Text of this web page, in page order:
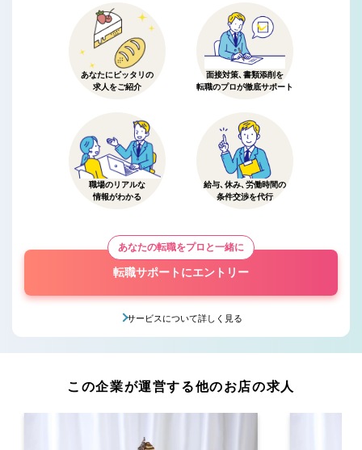
あなたにピッタリの
求人をご紹介
面接対策、書類添削を
転職のプロが徹底サポート
職場のリアルな
情報がわかる
給与、休み、労働時間の
条件交渉を代行
あなたの転職をプロと一緒に
転職サポートにエントリー
サービスについて詳しく見る
この企業が運営する他のお店の求人